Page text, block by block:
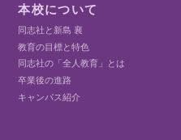
本校について
同志社と新島 襄
教育の目標と特色
同志社の「全人教育」とは
卒業後の進路
キャンパス紹介